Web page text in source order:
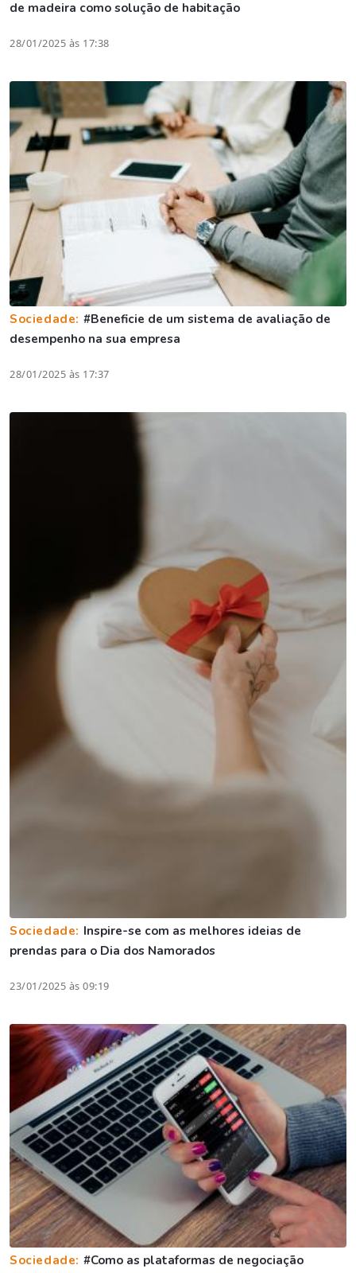
de madeira como solução de habitação
28/01/2025 às 17:38
Sociedade: #Beneficie de um sistema de avaliação de
desempenho na sua empresa
28/01/2025 às 17:37
Sociedade: Inspire-se com as melhores ideias de
prendas para o Dia dos Namorados
23/01/2025 às 09:19
Sociedade: #Como as plataformas de negociação